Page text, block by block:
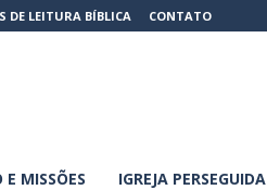
DE LEITURA BÍBLICA
CONTATO
E MISSÕES IGREJA PERSEGUIDA